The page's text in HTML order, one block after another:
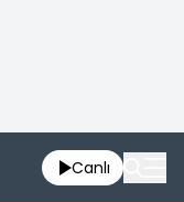
Canlı